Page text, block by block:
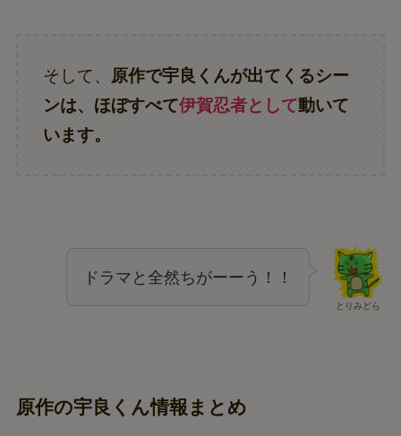
そして、 原作で宇良くんが出てくるシー
ンは、ほぼすべて伊賀忍者として動いて
います。
とりみどら
ドラマと全然ちがーーう！！
原作の宇良くん情報まとめ